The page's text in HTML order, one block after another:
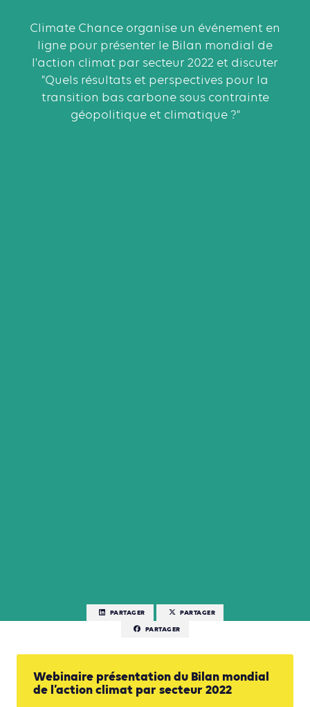
Climate Chance organise un événement en
ligne pour présenter le Bilan mondial de
l'action climat par secteur 2022 et discuter
"Quels résultats et perspectives pour la
transition bas carbone sous contrainte
géopolitique et climatique ?"
PARTAGER
PARTAGER
PARTAGER
Webinaire présentation du Bilan mondial
de l’action climat par secteur 2022